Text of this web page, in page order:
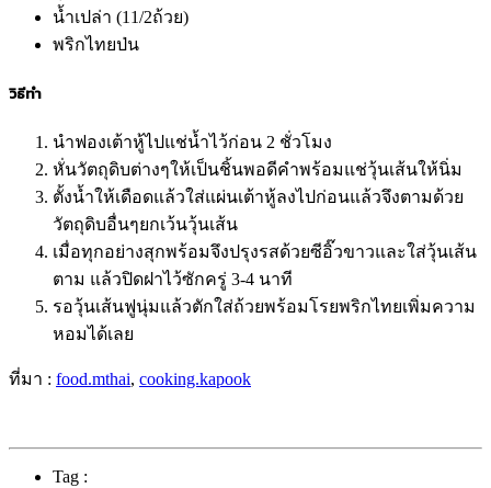
น้ำเปล่า (11/2ถ้วย)
พริกไทยป่น
วิธีทำ
นำฟองเต้าหู้ไปแช่น้ำไว้ก่อน 2 ชั่วโมง
หั่นวัตถุดิบต่างๆให้เป็นชิ้นพอดีคำพร้อมแช่วุ้นเส้นให้นิ่ม
ตั้งน้ำให้เดือดแล้วใส่แผ่นเต้าหู้ลงไปก่อนแล้วจึงตามด้วย
วัตถุดิบอื่นๆยกเว้นวุ้นเส้น
เมื่อทุกอย่างสุกพร้อมจึงปรุงรสด้วยซีอิ๊วขาวและใส่วุ้นเส้น
ตาม แล้วปิดฝาไว้ซักครู่ 3-4 นาที
รอวุ้นเส้นฟูนุ่มแล้วตักใส่ถ้วยพร้อมโรยพริกไทยเพิ่มความ
หอมได้เลย
ที่มา : food.mthai, cooking.kapook
Tag :